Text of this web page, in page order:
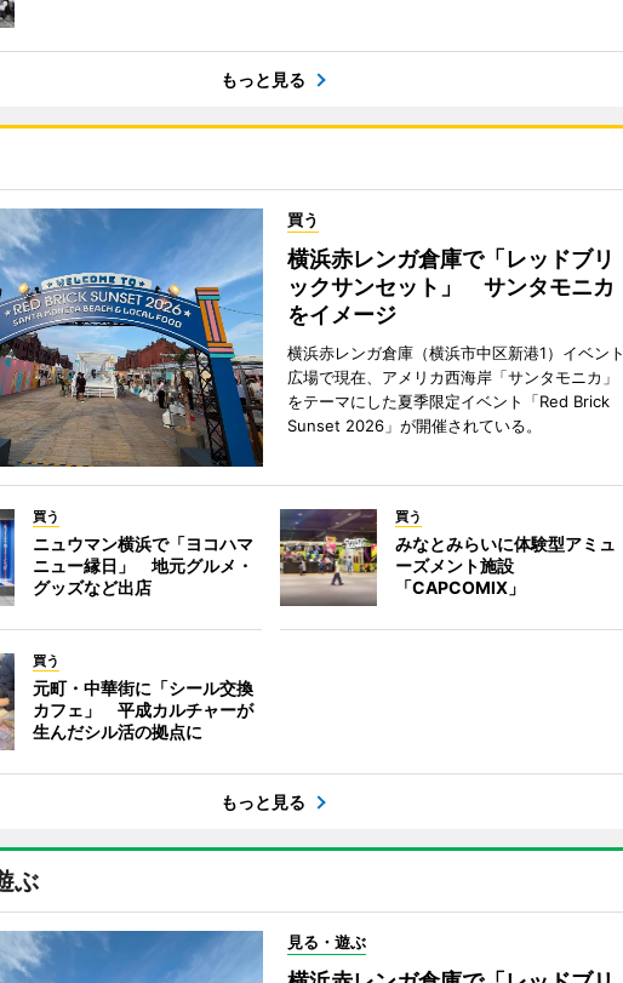
もっと見る
買う
横浜赤レンガ倉庫で「レッドブリ
ックサンセット」 サンタモニカ
をイメージ
横浜赤レンガ倉庫（横浜市中区新港1）イベント
広場で現在、アメリカ西海岸「サンタモニカ」
をテーマにした夏季限定イベント「Red Brick
Sunset 2026」が開催されている。
買う
ニュウマン横浜で「ヨコハマ
ニュー縁日」 地元グルメ・
グッズなど出店
買う
みなとみらいに体験型アミュ
ーズメント施設
「CAPCOMIX」
買う
元町・中華街に「シール交換
カフェ」 平成カルチャーが
生んだシル活の拠点に
もっと見る
ぶ
見る・遊ぶ